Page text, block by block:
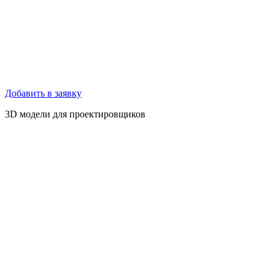
Добавить в заявку
3D модели для проектировщиков